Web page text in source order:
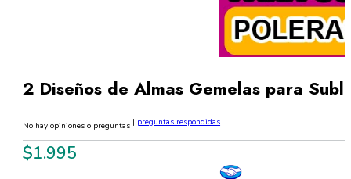
2 Diseños de Almas Gemelas para
No hay opiniones o preguntas | preguntas respondidas
$1.995